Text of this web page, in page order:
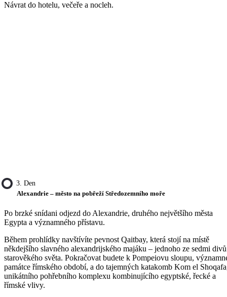
Návrat do hotelu, večeře a nocleh.
3. Den
Alexandrie – město na pobřeží Středozemního moře
Po brzké snídani odjezd do Alexandrie, druhého největšího města
Egypta a významného přístavu.
Během prohlídky navštívíte pevnost Qaitbay, která stojí na místě
někdejšího slavného alexandrijského majáku – jednoho ze sedmi divů
starověkého světa. Pokračovat budete k Pompeiovu sloupu,
památce římského období, a do tajemných katakomb Kom el
unikátního pohřebního komplexu kombinujícího egyptské, řecké a
římské vlivy.